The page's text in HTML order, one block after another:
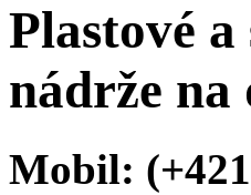
Plastové
nádrže
Mobil: